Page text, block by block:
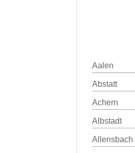
Aalen
Abstatt
Achern
Albstadt
Allensbach